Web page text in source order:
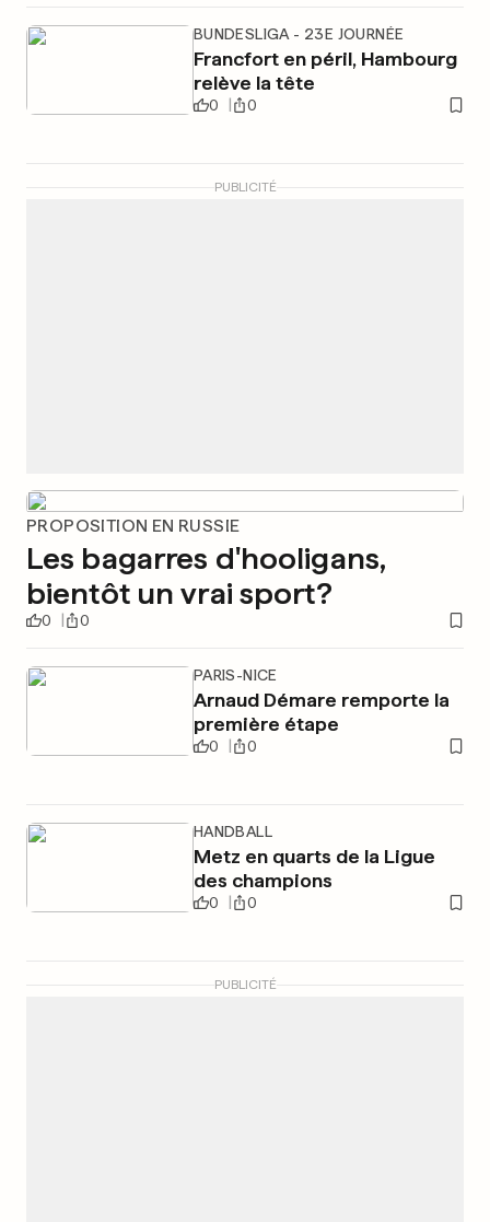
BUNDESLIGA - 23E JOURNÉE
Francfort en péril, Hambourg
relève la tête
0 0
PUBLICITÉ
PROPOSITION EN RUSSIE
Les bagarres d'hooligans,
bientôt un vrai sport?
0 0
PARIS-NICE
Arnaud Démare remporte la
première étape
0 0
HANDBALL
Metz en quarts de la Ligue
des champions
0 0
PUBLICITÉ